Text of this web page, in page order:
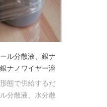
ル分散液、銀ナ
ナノワイヤー溶
態で供給するだ
分散液、水分散